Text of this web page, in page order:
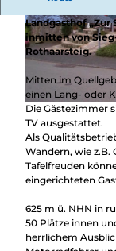
© Landgasthof "Zur
© P. Markus, Landgastahof
Landgasthof
inmitten von
Rothaarsteig.
Mitten im
einen Lang- oder
Die Gästezimmer
TV ausgestattet.
Als
Wandern, wie z.B.
Tafelfreuden
eingerichteten
625 m ü. NHN in
50 Plätze innen
herrlichem